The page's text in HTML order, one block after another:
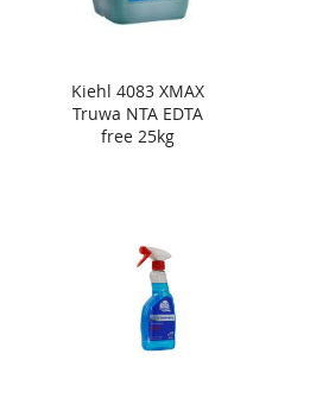
Kiehl 4083 XMAX
Truwa NTA EDTA
free 25kg